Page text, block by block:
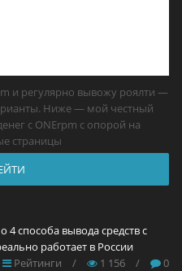
и регулярно вывожу роялти —
Ниже — мой честный
с ONErpm с опорой на
страницы
4 способа вывода средств с
работает в России
Рейтинги
/ 1 156 / 0